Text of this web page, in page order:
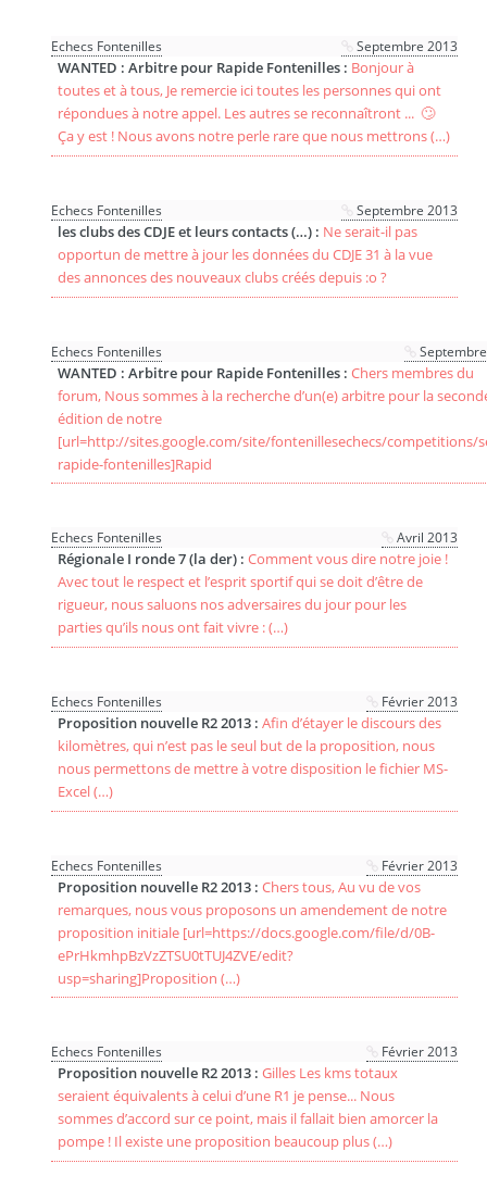
Echecs Fontenilles Septembre 2013
WANTED : Arbitre pour Rapide Fontenilles : Bonjour à
toutes et à tous, Je remercie ici toutes les personnes qui ont
répondues à notre appel. Les autres se reconnaîtront ... 🙄
Ça y est ! Nous avons notre perle rare que nous mettrons (…)
Echecs Fontenilles Septembre 2013
les clubs des CDJE et leurs contacts (…) : Ne serait-il pas
opportun de mettre à jour les données du CDJE 31 à la vue
des annonces des nouveaux clubs créés depuis :o ?
Echecs Fontenilles
WANTED : Arbitre pour Rapide Fontenilles :Chers membres du
forum, Nous sommes à la recherche d’un(e) arbitre pour la seconde
édition de notre
[url=http://sites.google.com/site/fontenillesechecs/competitions/
rapide-fontenilles]Rapid
Echecs Fontenilles Avril 2013
Régionale I ronde 7 (la der) :Comment vous dire notre joie !
Avec tout le respect et l’esprit sportif qui se doit d’être de
rigueur, nous saluons nos adversaires du jour pour les
parties qu’ils nous ont fait vivre : (…)
Echecs Fontenilles Février 2013
Proposition nouvelle R2 2013 :Afin d’étayer le discours des
kilomètres, qui n’est pas le seul but de la proposition, nous
nous permettons de mettre à votre disposition le fichier MS-
Excel (…)
Echecs Fontenilles Février 2013
Proposition nouvelle R2 2013 :Chers tous, Au vu de vos
remarques, nous vous proposons un amendement de notre
proposition initiale [url=https://docs.google.com/file/d/0B-
ePrHkmhpBzVzZTSU0tTUJ4ZVE/edit?
usp=sharing]Proposition (…)
Echecs Fontenilles Février 2013
Proposition nouvelle R2 2013 :Gilles Les kms totaux
seraient équivalents à celui d’une R1 je pense... Nous
sommes d’accord sur ce point, mais il fallait bien amorcer la
pompe ! Il existe une proposition beaucoup plus (…)